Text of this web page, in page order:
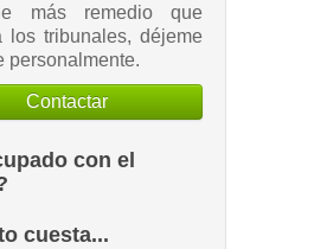
más remedio que
los tribunales, déjeme
personalmente.
Contactar
con el
cuesta...